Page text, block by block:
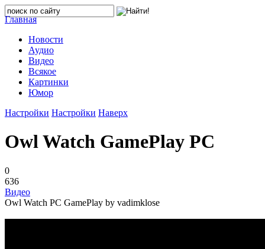
Главная
Новости
Аудио
Видео
Всякое
Картинки
Юмор
Настройки Настройки Наверх
Owl Watch GamePlay PC
0
636
Видео
Owl Watch PC GamePlay by vadimklose